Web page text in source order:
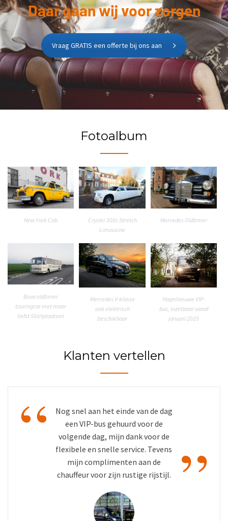
Daar gaan wij voor zorgen
Vraag GRATIS een offerte bij ons aan
Fotoalbum
New York Cab
Crysler 300c Stretch
Limousine
Mercedes Oldtimer
Bova oldtimer
touringcar met maar
liefst 50zitplaatsen
Mercedes V-klasse
ook elektrisch
beschikbaar
Hagelnieuwe VIP-
bus, inzetbaar vanaf
januari 2025
Klanten vertellen
“
Nog snel aan het einde van de dag
een VIP-bus gehuurd voor de
volgende dag, mijn dank voor de
flexibele en snelle service. Tevens
mijn complimenten aan de
chauffeur voor zijn rustige rijstijl.
”